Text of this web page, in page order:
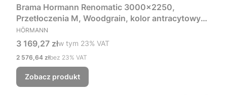
Brama Hormann Renomatic 3000x2250,
Przetłoczenia M, Woodgrain, kolor antracytowy
RAL 7016 + Prowadzenie Z
PRODUCENT
HÖRMANN
Cena brutto
3 169,27 złw tym %s VAT
w tym 23% VAT
Cena netto
2 576,64 złbez 23% VAT
Zobacz produkt